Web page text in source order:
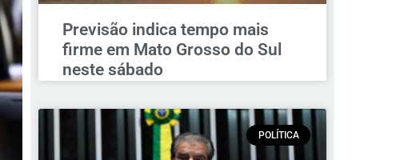
Previsão indica tempo mais
firme em Mato Grosso do Sul
neste sábado
POLÍTICA